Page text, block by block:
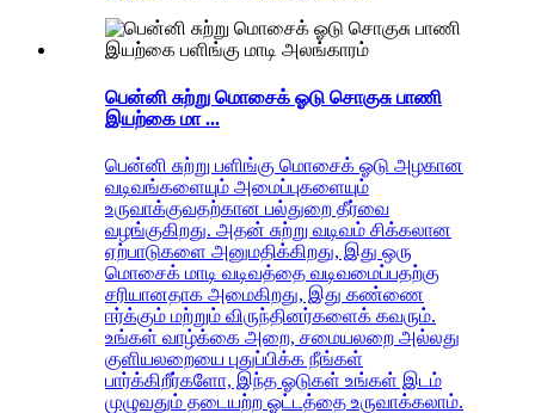
பென்னி சுற்று மொசைக் ஓடு சொகுசு பாணி
இயற்கை மா ...
பென்னி சுற்று பளிங்கு மொசைக் ஓடு அழகான
வடிவங்களையும் அமைப்புகளையும்
உருவாக்குவதற்கான பல்துறை தீர்வை
வழங்குகிறது. அதன் சுற்று வடிவம் சிக்கலான
ஏற்பாடுகளை அனுமதிக்கிறது, இது ஒரு
மொசைக் மாடி வடிவத்தை வடிவமைப்பதற்கு
சரியானதாக அமைகிறது, இது கண்ணை
ஈர்க்கும் மற்றும் விருந்தினர்களைக் கவரும்.
உங்கள் வாழ்க்கை அறை, சமையலறை அல்லது
குளியலறையை புதுப்பிக்க நீங்கள்
பார்க்கிறீர்களோ, இந்த ஓடுகள் உங்கள் இடம்
முழுவதும் தடையற்ற ஓட்டத்தை உருவாக்கலாம்.